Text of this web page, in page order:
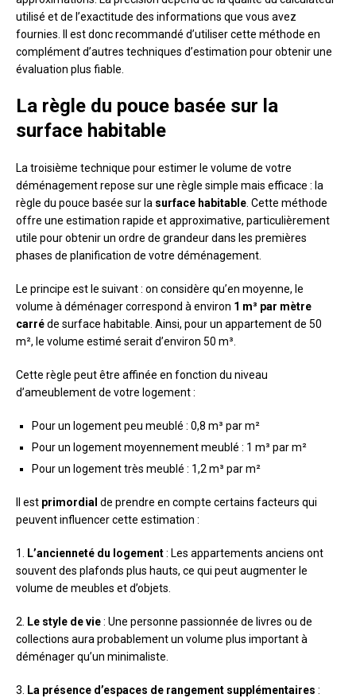
utilisé et de l’exactitude des informations que vous avez
fournies. Il est donc recommandé d’utiliser cette méthode en
complément d’autres techniques d’estimation pour obtenir une
évaluation plus fiable.
La règle du pouce basée sur la
surface habitable
La troisième technique pour estimer le volume de votre
déménagement repose sur une règle simple mais efficace : la
règle du pouce basée sur la surface habitable . Cette méthode
offre une estimation rapide et approximative, particulièrement
utile pour obtenir un ordre de grandeur dans les premières
phases de planification de votre déménagement.
Le principe est le suivant : on considère qu’en moyenne, le
volume à déménager correspond à environ 1 m³ par mètre
carréde surface habitable. Ainsi, pour un appartement de 50
m², le volume estimé serait d’environ 50 m³.
Cette règle peut être affinée en fonction du niveau
d’ameublement de votre logement :
Pour un logement peu meublé : 0,8 m³ par m²
Pour un logement moyennement meublé : 1 m³ par m²
Pour un logement très meublé : 1,2 m³ par m²
Il est primordial de prendre en compte certains facteurs qui
peuvent influencer cette estimation :
1. L’ancienneté du logement: Les appartements anciens ont
souvent des plafonds plus hauts, ce qui peut augmenter le
volume de meubles et d’objets.
2. Le style de vie: Une personne passionnée de livres ou de
collections aura probablement un volume plus important à
déménager qu’un minimaliste.
3. La présence d’espaces de rangement supplémentaires :